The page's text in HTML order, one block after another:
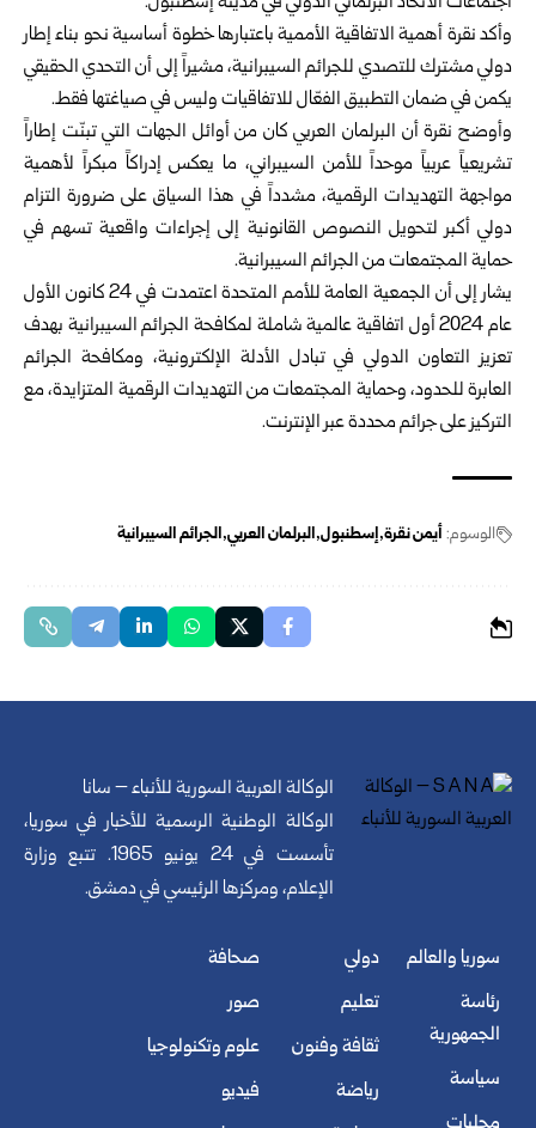
وأكد نقرة أهمية الاتفاقية الأممية باعتبارها خطوة أساسية نحو بناء إطار
دولي مشترك للتصدي للجرائم السيبرانية، مشيراً إلى أن التحدي الحقيقي
يكمن في ضمان التطبيق الفعّال للاتفاقيات وليس في صياغتها فقط.
وأوضح نقرة أن البرلمان العربي كان من أوائل الجهات التي تبنّت إطاراً
تشريعياً عربياً موحداً للأمن السيبراني، ما يعكس إدراكاً مبكراً لأهمية
مواجهة التهديدات الرقمية، مشدداً في هذا السياق على ضرورة التزام
دولي أكبر لتحويل النصوص القانونية إلى إجراءات واقعية تسهم في
حماية المجتمعات من الجرائم السيبرانية.
يشار إلى أن الجمعية العامة للأمم المتحدة اعتمدت في 24 كانون الأول
عام 2024 أول اتفاقية عالمية شاملة لمكافحة الجرائم السيبرانية بهدف
تعزيز التعاون الدولي في تبادل الأدلة الإلكترونية، ومكافحة الجرائم
العابرة للحدود، وحماية المجتمعات من التهديدات الرقمية المتزايدة، مع
التركيز على جرائم محددة عبر الإنترنت.
الوسوم: أيمن نقرة إسطنبول البرلمان العربي الجرائم السيبرانية
الوكالة العربية السورية للأنباء – سانا
الوكالة الوطنية الرسمية للأخبار في سوريا،
تأسست في 24 يونيو 1965. تتبع وزارة
الإعلام، ومركزها الرئيسي في دمشق.
سوريا والعالم
رئاسة
الجمهورية
سياسة
دولي
تعليم
ثقافة وفنون
رياضة
صحافة
صور
علوم وتكنولوجيا
فيديو